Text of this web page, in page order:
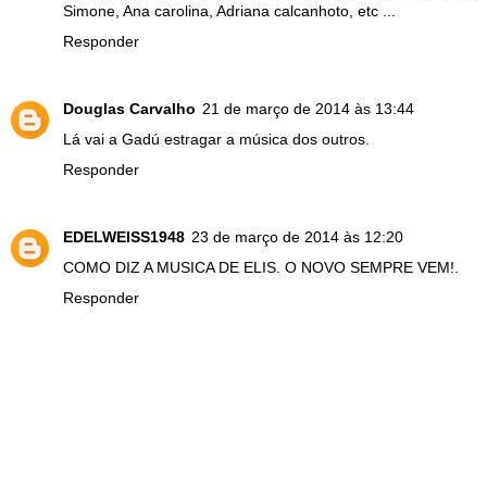
Simone, Ana carolina, Adriana calcanhoto, etc ...
Responder
Douglas Carvalho 21 de março de 2014 às 13:44
Lá vai a Gadú estragar a música dos outros.
Responder
EDELWEISS1948 23 de março de 2014 às 12:20
COMO DIZ A MUSICA DE ELIS. O NOVO SEMPRE VEM!.
Responder